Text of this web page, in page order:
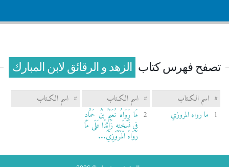
تصفح فهرس كتاب الزهد و الرقائق لابن المبارك
# اسم الكـتاب # اسم الكـتاب # اسم الكـتاب
1 ما رواه المروزي 2 مَا رَوَاهُ نُعَيْمُ بْنُ حَمَّادٍ
فِي نُسْخَتِهِ زَائِدًا عَلَى مَا
رَوَاهُ الْمَرْوَزِيُّ...